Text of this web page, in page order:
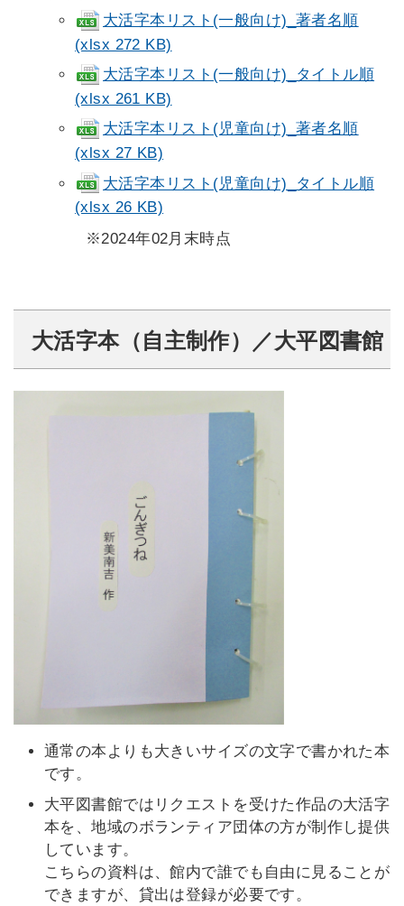
大活字本リスト(一般向け)_著者名順
(xlsx 272 KB)
大活字本リスト(一般向け)_タイトル順
(xlsx 261 KB)
大活字本リスト(児童向け)_著者名順
(xlsx 27 KB)
大活字本リスト(児童向け)_タイトル順
(xlsx 26 KB)
※2024年02月末時点
大活字本（自主制作）／大平図書館
通常の本よりも大きいサイズの文字で書かれた本
です。
大平図書館ではリクエストを受けた作品の大活字
本を、地域のボランティア団体の方が制作し提供
しています。
こちらの資料は、館内で誰でも自由に見ることが
できますが、貸出は登録が必要です。